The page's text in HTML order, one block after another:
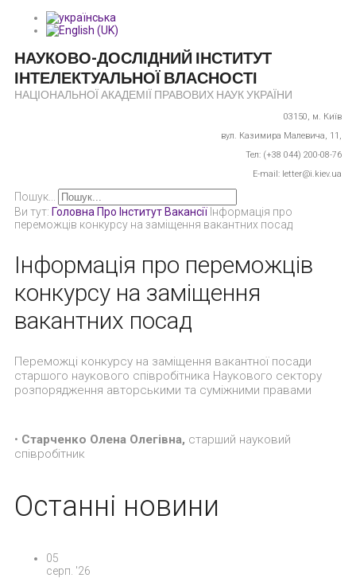
НАУКОВО-ДОСЛІДНИЙ ІНСТИТУТ
ІНТЕЛЕКТУАЛЬНОЇ ВЛАСНОСТІ
НАЦІОНАЛЬНОЇ АКАДЕМІЇ ПРАВОВИХ НАУК УКРАЇНИ
03150, м. Київ
вул. Казимира Малевича, 11,
Тел: (+38 044) 200-08-76
E-mail: letter@i.kiev.ua
Пошук...
Ви тут: Головна Про Інститут Вакансії Інформація про
переможців конкурсу на заміщення вакантних посад
Інформація про переможців
конкурсу на заміщення
вакантних посад
Переможці конкурсу на заміщення вакантної посади
старшого наукового співробітника Наукового сектору
розпорядження авторськими та суміжними правами
• Старченко Олена Олегівна, старший науковий
співробітник
Останні новини
05
серп. '26